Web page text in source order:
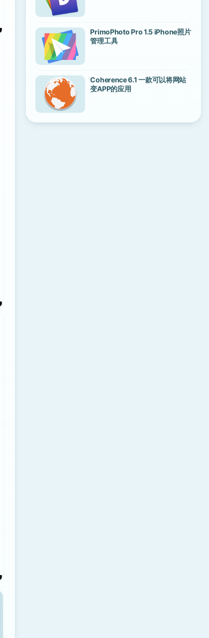
PrimoPhoto Pro 1.5 iPhone照片
管理工具
Coherence 6.1 一款可以将网站
变APP的应用